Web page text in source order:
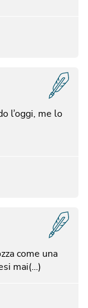
l’oggi, me lo
come una
mai(…)